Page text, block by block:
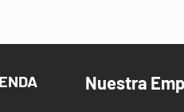
Nuestra